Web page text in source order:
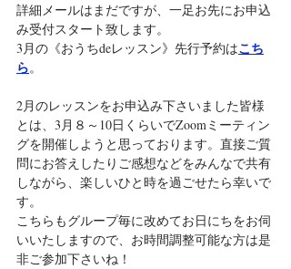
詳細メールはまだですが、一足お先にお申込
み受付スタート致します。
3月の《おうちdeレッスン》先行予約はこち
ら。
2月のレッスンをお申込み下さいました皆様
とは、3月８～10日くらいでZoomミーティン
グを開催しようと思っております。直接ご質
問にお答えしたりご感想などをみんなで共有
しながら、楽しいひと時を過ごせたら幸いで
す。
こちらもグループ毎に改めてお日にちをお伺
いいたしますので、お時間調整可能な方は是
非ご参加下さいね！